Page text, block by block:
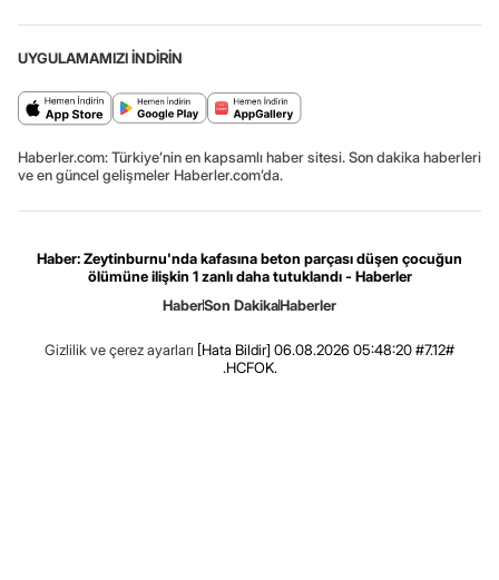
UYGULAMAMIZI İNDİRİN
Haberler.com: Türkiye’nin en kapsamlı haber sitesi. Son dakika haberleri
ve en güncel gelişmeler Haberler.com’da.
Haber: Zeytinburnu'nda kafasına beton parçası düşen çocuğun
ölümüne ilişkin 1 zanlı daha tutuklandı - Haberler
HaberSon DakikaHaberler
Gizlilik ve çerez ayarları [Hata Bildir] 06.08.2026 05:48:20 #7.12#
.HCFOK.